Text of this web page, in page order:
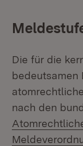
Die für die
bedeutsamen
nach den